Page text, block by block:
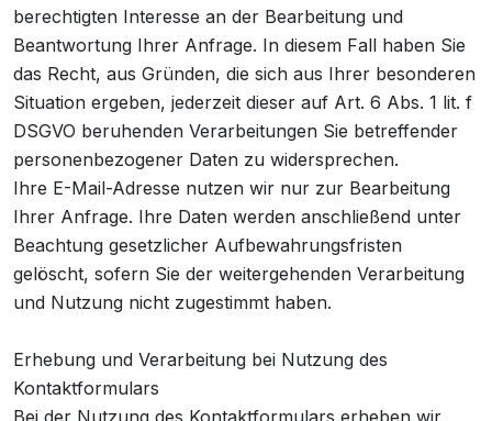
berechtigten Interesse an der Bearbeitung und
Beantwortung Ihrer Anfrage. In diesem Fall haben Sie
das Recht, aus Gründen, die sich aus Ihrer besonderen
Situation ergeben, jederzeit dieser auf Art. 6 Abs. 1 lit. f
DSGVO beruhenden Verarbeitungen Sie betreffender
personenbezogener Daten zu widersprechen.
Ihre E-Mail-Adresse nutzen wir nur zur Bearbeitung
Ihrer Anfrage. Ihre Daten werden anschließend unter
Beachtung gesetzlicher Aufbewahrungsfristen
gelöscht, sofern Sie der weitergehenden Verarbeitung
und Nutzung nicht zugestimmt haben.
Erhebung und Verarbeitung bei Nutzung des
Kontaktformulars
Bei der Nutzung des Kontaktformulars erheben wir